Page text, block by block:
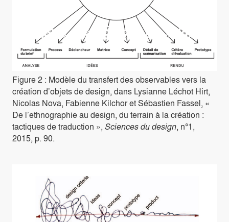
Figure 2 : Modèle du transfert des observables vers la
création d’objets de design, dans Lysianne Léchot Hirt,
Nicolas Nova, Fabienne Kilchor et Sébastien Fassel, «
De l’ethnographie au design, du terrain à la création :
tactiques de traduction », Sciences du design, n°1,
2015, p. 90.